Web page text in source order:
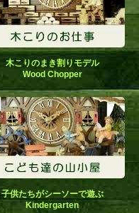
木こりのまき割りモデル
Wood Chopper
子供たちがシーソーで遊ぶ
Kindergarten